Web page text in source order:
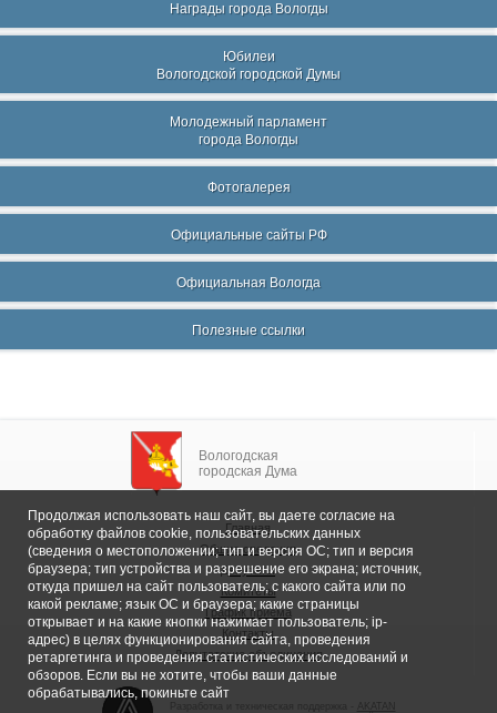
Награды города Вологды
Юбилеи
Вологодской городской Думы
Молодежный парламент
города Вологды
Фотогалерея
Официальные сайты РФ
Официальная Вологда
Полезные ссылки
Вологодская
городская Дума
Главная
Общие сведения
Депутаты
Комитеты
График приема
Контакты
Депутатские объединения
Продолжая использовать наш сайт, вы даете согласие на
обработку файлов cookie, пользовательских данных
(сведения о местоположении; тип и версия ОС; тип и версия
браузера; тип устройства и разрешение его экрана; источник,
откуда пришел на сайт пользователь; с какого сайта или по
какой рекламе; язык ОС и браузера; какие страницы
открывает и на какие кнопки нажимает пользователь; ip-
адрес) в целях функционирования сайта, проведения
ретаргетинга и проведения статистических исследований и
обзоров. Если вы не хотите, чтобы ваши данные
обрабатывались, покиньте сайт